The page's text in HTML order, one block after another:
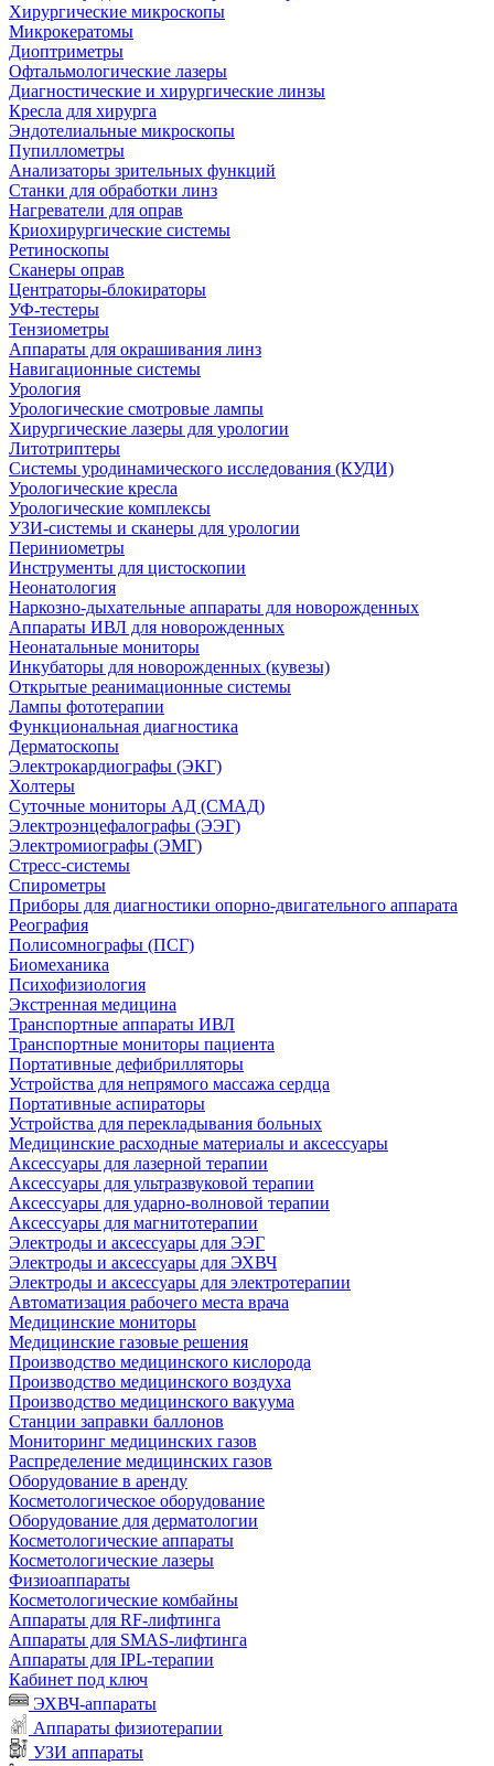
Хирургические микроскопы
Микрокератомы
Диоптриметры
Офтальмологические лазеры
Диагностические и хирургические линзы
Кресла для хирурга
Эндотелиальные микроскопы
Пупиллометры
Анализаторы зрительных функций
Станки для обработки линз
Нагреватели для оправ
Криохирургические системы
Ретиноскопы
Сканеры оправ
Центраторы-блокираторы
УФ-тестеры
Тензиометры
Аппараты для окрашивания линз
Навигационные системы
Урология
Урологические смотровые лампы
Хирургические лазеры для урологии
Литотриптеры
Системы уродинамического исследования (КУДИ)
Урологические кресла
Урологические комплексы
УЗИ-системы и сканеры для урологии
Периниометры
Инструменты для цистоскопии
Неонатология
Наркозно-дыхательные аппараты для новорожденных
Аппараты ИВЛ для новорожденных
Неонатальные мониторы
Инкубаторы для новорожденных (кувезы)
Открытые реанимационные системы
Лампы фототерапии
Функциональная диагностика
Дерматоскопы
Электрокардиографы (ЭКГ)
Холтеры
Суточные мониторы АД (СМАД)
Электроэнцефалографы (ЭЭГ)
Электромиографы (ЭМГ)
Стресс-системы
Спирометры
Приборы для диагностики опорно-двигательного аппарата
Реография
Полисомнографы (ПСГ)
Биомеханика
Психофизиология
Экстренная медицина
Транспортные аппараты ИВЛ
Транспортные мониторы пациента
Портативные дефибрилляторы
Устройства для непрямого массажа сердца
Портативные аспираторы
Устройства для перекладывания больных
Медицинские расходные материалы и аксессуары
Аксессуары для лазерной терапии
Аксессуары для ультразвуковой терапии
Аксессуары для ударно-волновой терапии
Аксессуары для магнитотерапии
Электроды и аксессуары для ЭЭГ
Электроды и аксессуары для ЭХВЧ
Электроды и аксессуары для электротерапии
Автоматизация рабочего места врача
Медицинские мониторы
Медицинские газовые решения
Производство медицинского кислорода
Производство медицинского воздуха
Производство медицинского вакуума
Станции заправки баллонов
Мониторинг медицинских газов
Распределение медицинских газов
Оборудование в аренду
Косметологическое оборудование
Оборудование для дерматологии
Косметологические аппараты
Косметологические лазеры
Физиоаппараты
Косметологические комбайны
Аппараты для RF-лифтинга
Аппараты для SMAS-лифтинга
Аппараты для IPL-терапии
Кабинет под ключ
ЭХВЧ-аппараты
Аппараты физиотерапии
УЗИ аппараты